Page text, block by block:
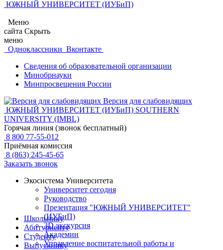
ЮЖНЫЙ УНИВЕРСИТЕТ (ИУБиП)
Меню
сайта Скрыть
меню
Одноклассники Вконтакте
Сведения об образовательной организации
Минобрнауки
Минпросвещения России
Версия для слабовидящих
ЮЖНЫЙ УНИВЕРСИТЕТ (ИУБиП) SOUTHERN
UNIVERSITY (IMBL)
Горячая линия (звонок бесплатный)
8 800 77-55-012
Приёмная комиссия
8 (863) 245-45-65
Заказать звонок
Экосистема Университета
Университет сегодня
Руководство
Презентация "ЮЖНЫЙ УНИВЕРСИТЕТ"
(ИУБиП)
3D экскурсия
Академии
Управление воспитательной работы и
Школьнику
Абитуриенту
Студенту
Выпускнику